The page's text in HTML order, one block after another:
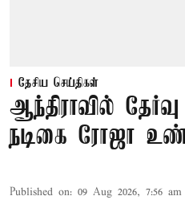
தேசிய செய்திகள்
ஆந்திராவில்
நடிகை ரோஜா
Published on: 09 Aug 2026, 7:56 am